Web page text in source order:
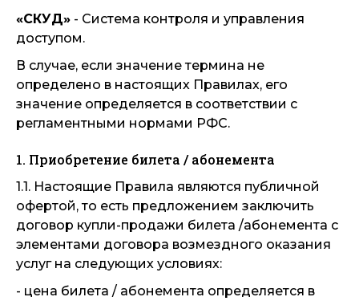
«СКУД» - Система контроля и управления
доступом.
В случае, если значение термина не
определено в настоящих Правилах, его
значение определяется в соответствии с
регламентными нормами РФС.
1. Приобретение билета / абонемента
1.1. Настоящие Правила являются публичной
офертой, то есть предложением заключить
договор купли-продажи билета /абонемента с
элементами договора возмездного оказания
услуг на следующих условиях:
- цена билета / абонемента определяется в